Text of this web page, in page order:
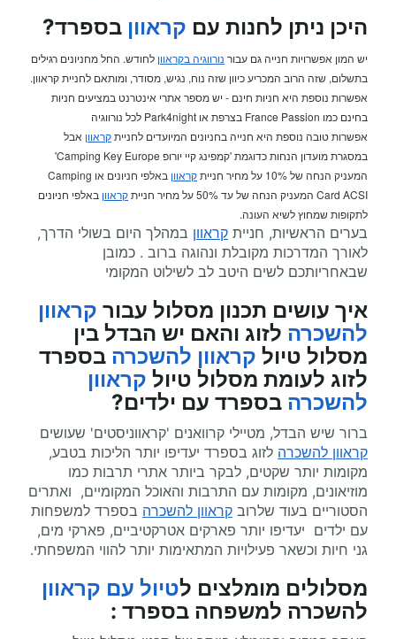
היכן ניתן לחנות עם קראוון בספרד?
יש המון אפשרויות חנייה גם עבור נורווגיה בקראוון לחודש. החל מחניונים רגילים
בתשלום, שזה הרוב המכריע כיוון שזה נוח, נגיש, מסודר, ומותאם לחניית קראוון.
אפשרות נוספת היא חניות חינם - יש מספר אתרי אינטרנט במציעים חניות
בחינם כמו France Passion בצרפת או Park4night לכל נורווגיה
אפשרות טובה נוספת היא חנייה בחניונים המיועדים לחנייתקראוון אבל
במסגרת מועדון הנחות כדוגמת 'קמפינג קיי יורופ Camping Key Europe'
המעניק הנחה של 10% על מחיר חניית
קראוון
באלפי חניונים או Camping
Card ACSI המעניק הנחה של עד 50% על מחיר חניית
קראוון באלפי חניונים
לתקופות שמחוץ לשיא העונה.
בערים הראשיות, חניית קראוון במהלך היום בשולי הדרך,
לאורך המדרכות מקובלת ונהוגה ברוב . כמובן
שבאחריותכם לשים היטב לב לשילוט המקומי
איך עושים תכנון מסלול עבור קראוון
להשכרה לזוג והאם יש הבדל בין
מסלול טיול קראוון להשכרה בספרד
לזוג לעומת מסלול טיול קראוון
להשכרה בספרד עם ילדים?
ברור שיש הבדל, מטיילי קרוואנים 'קראווניסטים' שעושים
קראוון להשכרה לזוג בספרד יעדיפו יותר הליכות בטבע,
מקומות יותר שקטים, לבקר ביותר אתרי תרבות כמו
מוזיאונים, מקומות עם התרבות והאוכל המקומיים, ואתרים
הסטוריים בעוד שלרוב קראוון להשכרה בספרד למשפחות
עם ילדים יעדיפו יותר פארקים אטרקטיביים, פארקי מים,
גני חיות וכשאר פעילויות המתאימות יותר להווי המשפחתי.
מסלולים מומלצים לטיול עם קראוון
להשכרה למשפחה בספרד :